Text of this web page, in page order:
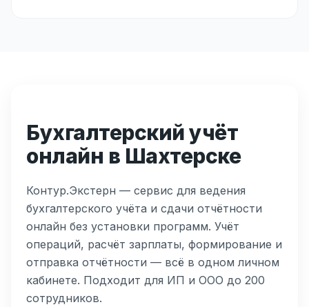
Бухгалтерский учёт
онлайн в Шахтерске
Контур.Экстерн — сервис для ведения
бухгалтерского учёта и сдачи отчётности
онлайн без установки программ. Учёт
операций, расчёт зарплаты, формирование и
отправка отчётности — всё в одном личном
кабинете. Подходит для ИП и ООО до 200
сотрудников.